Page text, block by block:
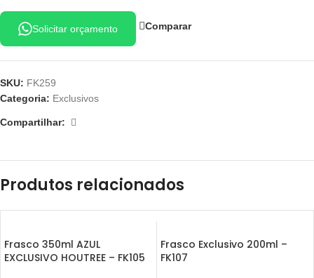
Solicitar orçamento Comparar
SKU: FK259
Categoria: Exclusivos
Compartilhar:
Produtos relacionados
Frasco 350ml AZUL
EXCLUSIVO HOUTREE – FK105
Frasco Exclusivo 200ml –
FK107